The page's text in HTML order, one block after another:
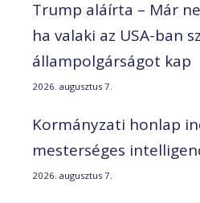
Trump aláírta – Már
ha valaki az USA-ban
állampolgárságot kap
2026. augusztus 7.
Kormányzati honlap
mesterséges
2026. augusztus 7.